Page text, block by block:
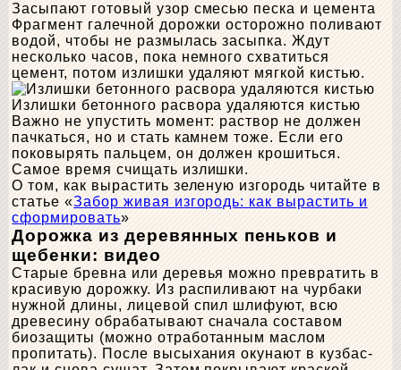
Засыпают готовый узор смесью песка и цемента
Фрагмент галечной дорожки осторожно поливают
водой, чтобы не размылась засыпка. Ждут
несколько часов, пока немного схватиться
цемент, потом излишки удаляют мягкой кистью.
Излишки бетонного расвора удаляются кистью
Важно не упустить момент: раствор не должен
пачкаться, но и стать камнем тоже. Если его
поковырять пальцем, он должен крошиться.
Самое время счищать излишки.
О том, как вырастить зеленую изгородь читайте в
статье «Забор живая изгородь: как вырастить и
сформировать»
Дорожка из деревянных пеньков и
щебенки: видео
Старые бревна или деревья можно превратить в
красивую дорожку. Из распиливают на чурбаки
нужной длины, лицевой спил шлифуют, всю
древесину обрабатывают сначала составом
биозащиты (можно отработанным маслом
пропитать). После высыхания окунают в кузбас-